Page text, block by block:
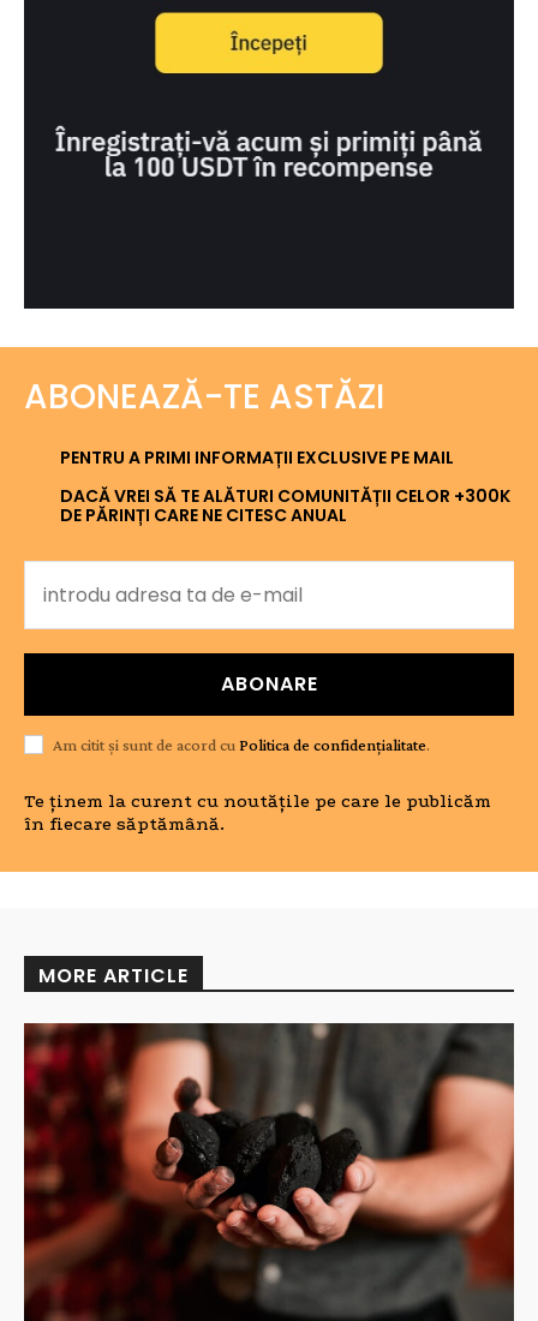
ABONEAZĂ-TE ASTĂZI
PENTRU A PRIMI INFORMAȚII EXCLUSIVE PE MAIL
DACĂ VREI SĂ TE ALĂTURI COMUNITĂȚII CELOR +300K
DE PĂRINȚI CARE NE CITESC ANUAL
ABONARE
Am citit și sunt de acord cu Politica de confidențialitate.
Te ținem la curent cu noutățile pe care le publicăm
în fiecare săptămână.
MORE ARTICLE